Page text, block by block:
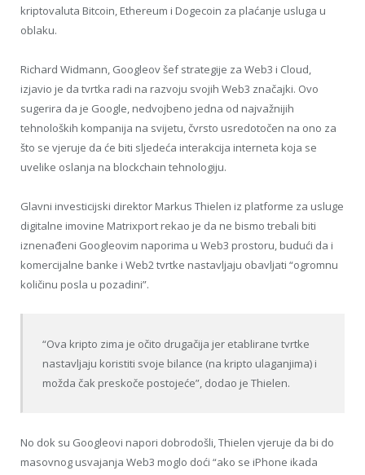
kriptovaluta Bitcoin, Ethereum i Dogecoin za plaćanje usluga u
oblaku.
Richard Widmann, Googleov šef strategije za Web3 i Cloud,
izjavio je da tvrtka radi na razvoju svojih Web3 značajki. Ovo
sugerira da je Google, nedvojbeno jedna od najvažnijih
tehnoloških kompanija na svijetu, čvrsto usredotočen na ono za
što se vjeruje da će biti sljedeća interakcija interneta koja se
uvelike oslanja na blockchain tehnologiju.
Glavni investicijski direktor Markus Thielen iz platforme za usluge
digitalne imovine Matrixport rekao je da ne bismo trebali biti
iznenađeni Googleovim naporima u Web3 prostoru, budući da i
komercijalne banke i Web2 tvrtke nastavljaju obavljati “ogromnu
količinu posla u pozadini”.
“Ova kripto zima je očito drugačija jer etablirane tvrtke
nastavljaju koristiti svoje bilance (na kripto ulaganjima) i
možda čak preskoče postojeće”, dodao je Thielen.
No dok su Googleovi napori dobrodošli, Thielen vjeruje da bi do
masovnog usvajanja Web3 moglo doći “ako se iPhone ikada